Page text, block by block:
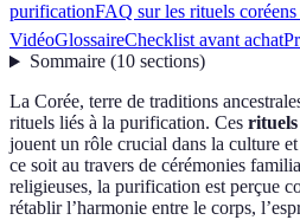
purificationFAQ sur les rituels
VidéoGlossaireChecklist avant achat
Sommaire(10 sections)
La Corée, terre de traditions
rituels liés à la purification. Ces
jouent un rôle crucial dans la culture
ce soit au travers de cérémonies
religieuses, la purification est perçue
rétablir l’harmonie entre le corps,